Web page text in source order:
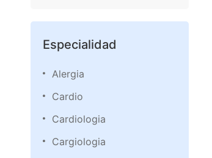
Especialidad
Alergia
Cardio
Cardiologia
Cargiologia